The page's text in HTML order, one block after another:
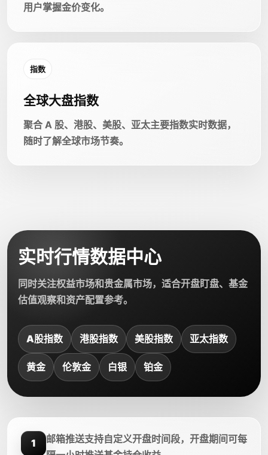
用户掌握金价变化。
指数
全球大盘指数
聚合 A 股、港股、美股、亚太主要指数实时数据，
随时了解全球市场节奏。
实时行情数据中心
同时关注权益市场和贵金属市场，适合开盘盯盘、基金
估值观察和资产配置参考。
A股指数 港股指数 美股指数 亚太指数
黄金 伦敦金 白银 铂金
1
邮箱推送支持自定义开盘时间段，开盘期间可每